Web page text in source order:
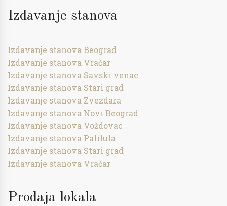
Izdavanje stanova
Izdavanje stanova Beograd
Izdavanje stanova Vračar
Izdavanje stanova Savski venac
Izdavanje stanova Stari grad
Izdavanje stanova Zvezdara
Izdavanje stanova Novi Beograd
Izdavanje stanova Voždovac
Izdavanje stanova Palilula
Izdavanje stanova Stari grad
Izdavanje stanova Vračar
Prodaja lokala